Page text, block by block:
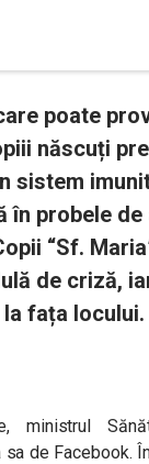
poate
născuți
sistem
probele de
“Sf.
de criză,
fața locului.
ministrul
de Facebook.